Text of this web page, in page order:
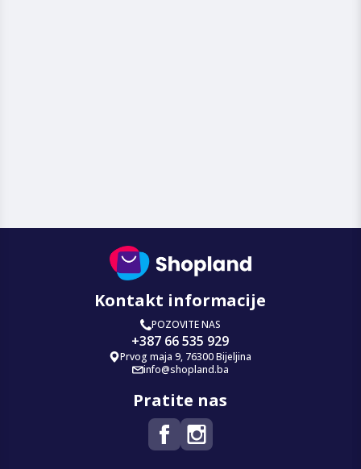
Kontakt informacije
POZOVITE NAS
+387 66 535 929
Prvog maja 9, 76300 Bijeljina
info@shopland.ba
Pratite nas